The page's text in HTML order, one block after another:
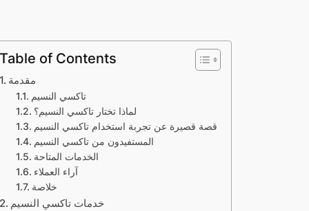
Table of Contents
مقدمة
تاكسي النسيم
لماذا تختار تاكسي النسيم؟
قصة قصيرة عن تجربة استخدام تاكسي النسيم
المستفيدون من تاكسي النسيم
الخدمات المتاحة
آراء العملاء
خلاصة
خدمات تاكسي النسيم